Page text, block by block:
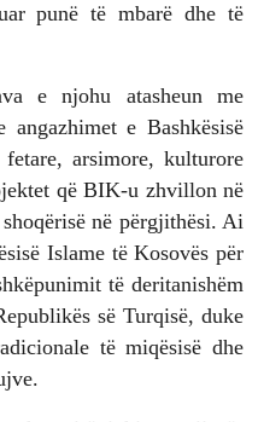
punë të mbarë dhe të
e njohu atasheun me
e Bashkësisë
arsimore, kulturore
që BIK-u zhvillon në
në përgjithësi. Ai
Islame të Kosovës për
të deritanishëm
së Turqisë, duke
të miqësisë dhe